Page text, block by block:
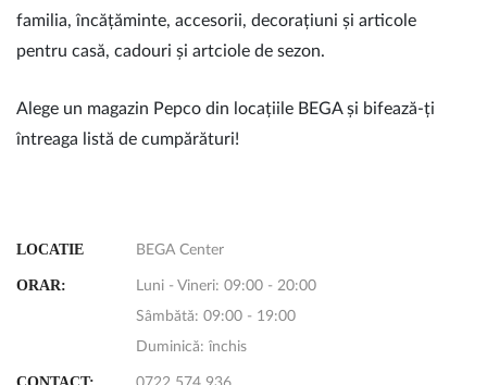
familia, încățăminte, accesorii, decorațiuni și articole
pentru casă, cadouri și artciole de sezon.
Alege un magazin Pepco din locațiile BEGA și bifează-ți
întreaga listă de cumpărături!
LOCATIE BEGA Center
ORAR:
Luni - Vineri: 09:00 - 20:00
Sâmbătă: 09:00 - 19:00
Duminică: închis